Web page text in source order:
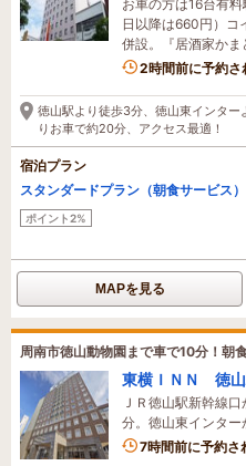
お車の方は16台有
日以降は660円）コ
併設。『居酒家かま
2時間前に予約さ
徳山駅より徒歩3分、徳山東インター
りお車で約20分、アクセス最適！
宿泊プラン
スタンダードプラン（朝食サービス）
ポイント2%
MAPを見る
周南市徳山動物園まで車で10分！朝
東横ＩＮＮ 徳山
ＪＲ徳山駅新幹線
分。徳山東インター
7時間前に予約さ